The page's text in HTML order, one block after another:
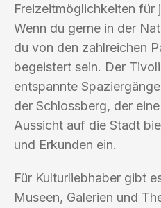
Freizeitmöglichkeiten für
Wenn du gerne in der
du von den zahlreichen
begeistert sein. Der
entspannte
der Schlossberg, der
Aussicht auf die Stadt
und Erkunden ein.
Für Kulturliebhaber gibt
Museen, Galerien und